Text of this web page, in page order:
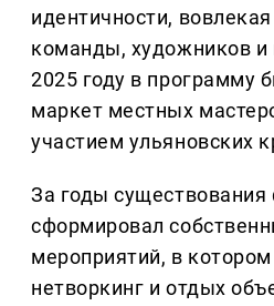
идентичности,
команды, художников и
2025 году в программу
маркет местных
участием ульяновских
За годы существования
сформировал
мероприятий, в
нетворкинг и отдых